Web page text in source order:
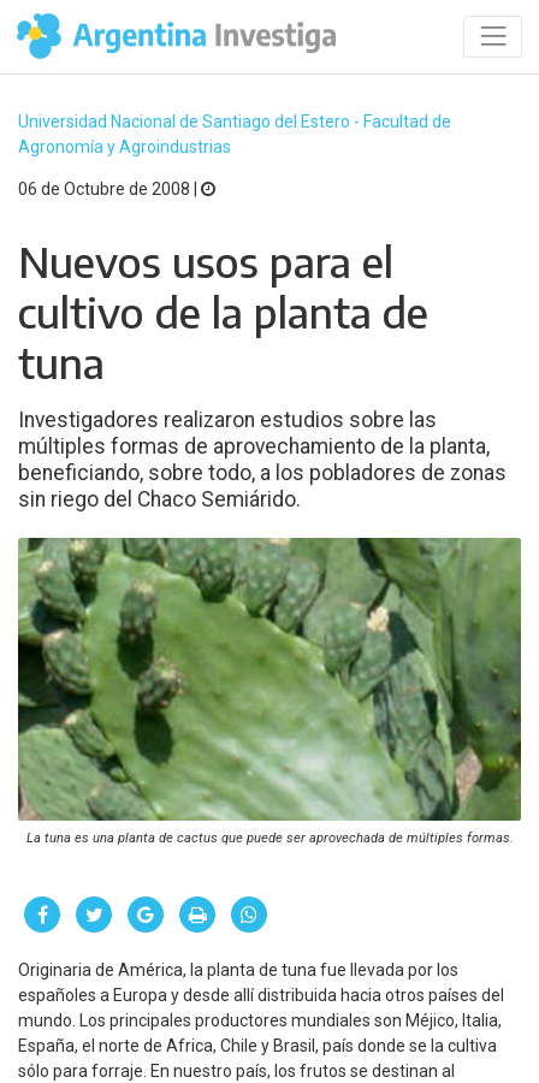
Universidad Nacional de Santiago del Estero - Facultad de
Agronomía y Agroindustrias
06 de Octubre de 2008 |
Nuevos usos para el
cultivo de la planta de
tuna
Investigadores realizaron estudios sobre las
múltiples formas de aprovechamiento de la planta,
beneficiando, sobre todo, a los pobladores de zonas
sin riego del Chaco Semiárido.
La tuna es una planta de cactus que puede ser aprovechada de múltiples formas.
Originaria de América, la planta de tuna fue llevada por los
españoles a Europa y desde allí distribuida hacia otros países del
mundo. Los principales productores mundiales son Méjico, ltalia,
España, el norte de Africa, Chile y Brasil, país donde se la cultiva
sólo para forraje. En nuestro país, los frutos se destinan al